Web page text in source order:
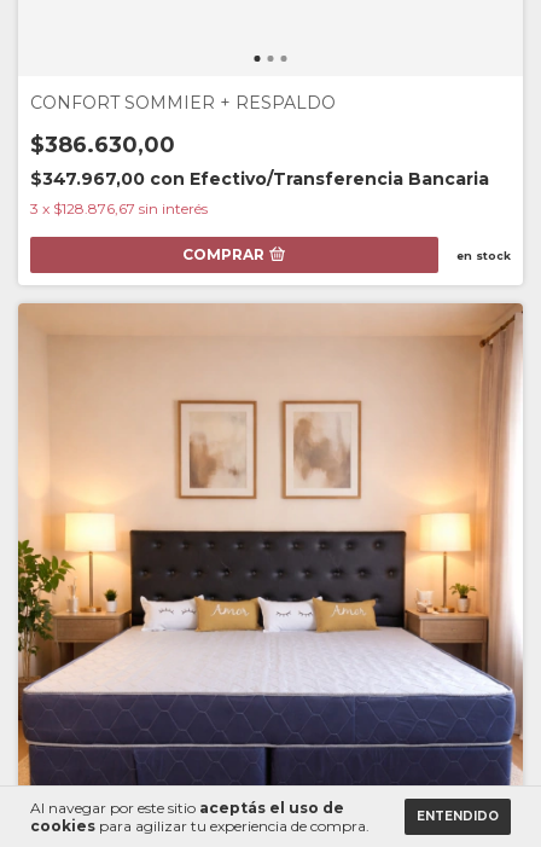
Al navegar por este sitio aceptás el uso de
cookies para agilizar tu experiencia de compra.
ENTENDIDO
CONFORT SOMMIER + RESPALDO
$386.630,00
$347.967,00 con Efectivo/Transferencia Bancaria
3 x $128.876,67 sin interés
COMPRAR en stock